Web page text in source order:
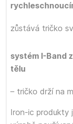
zůstává tričko
systém I-Band
tělu
– tričko drží na
Iron-ic produkty